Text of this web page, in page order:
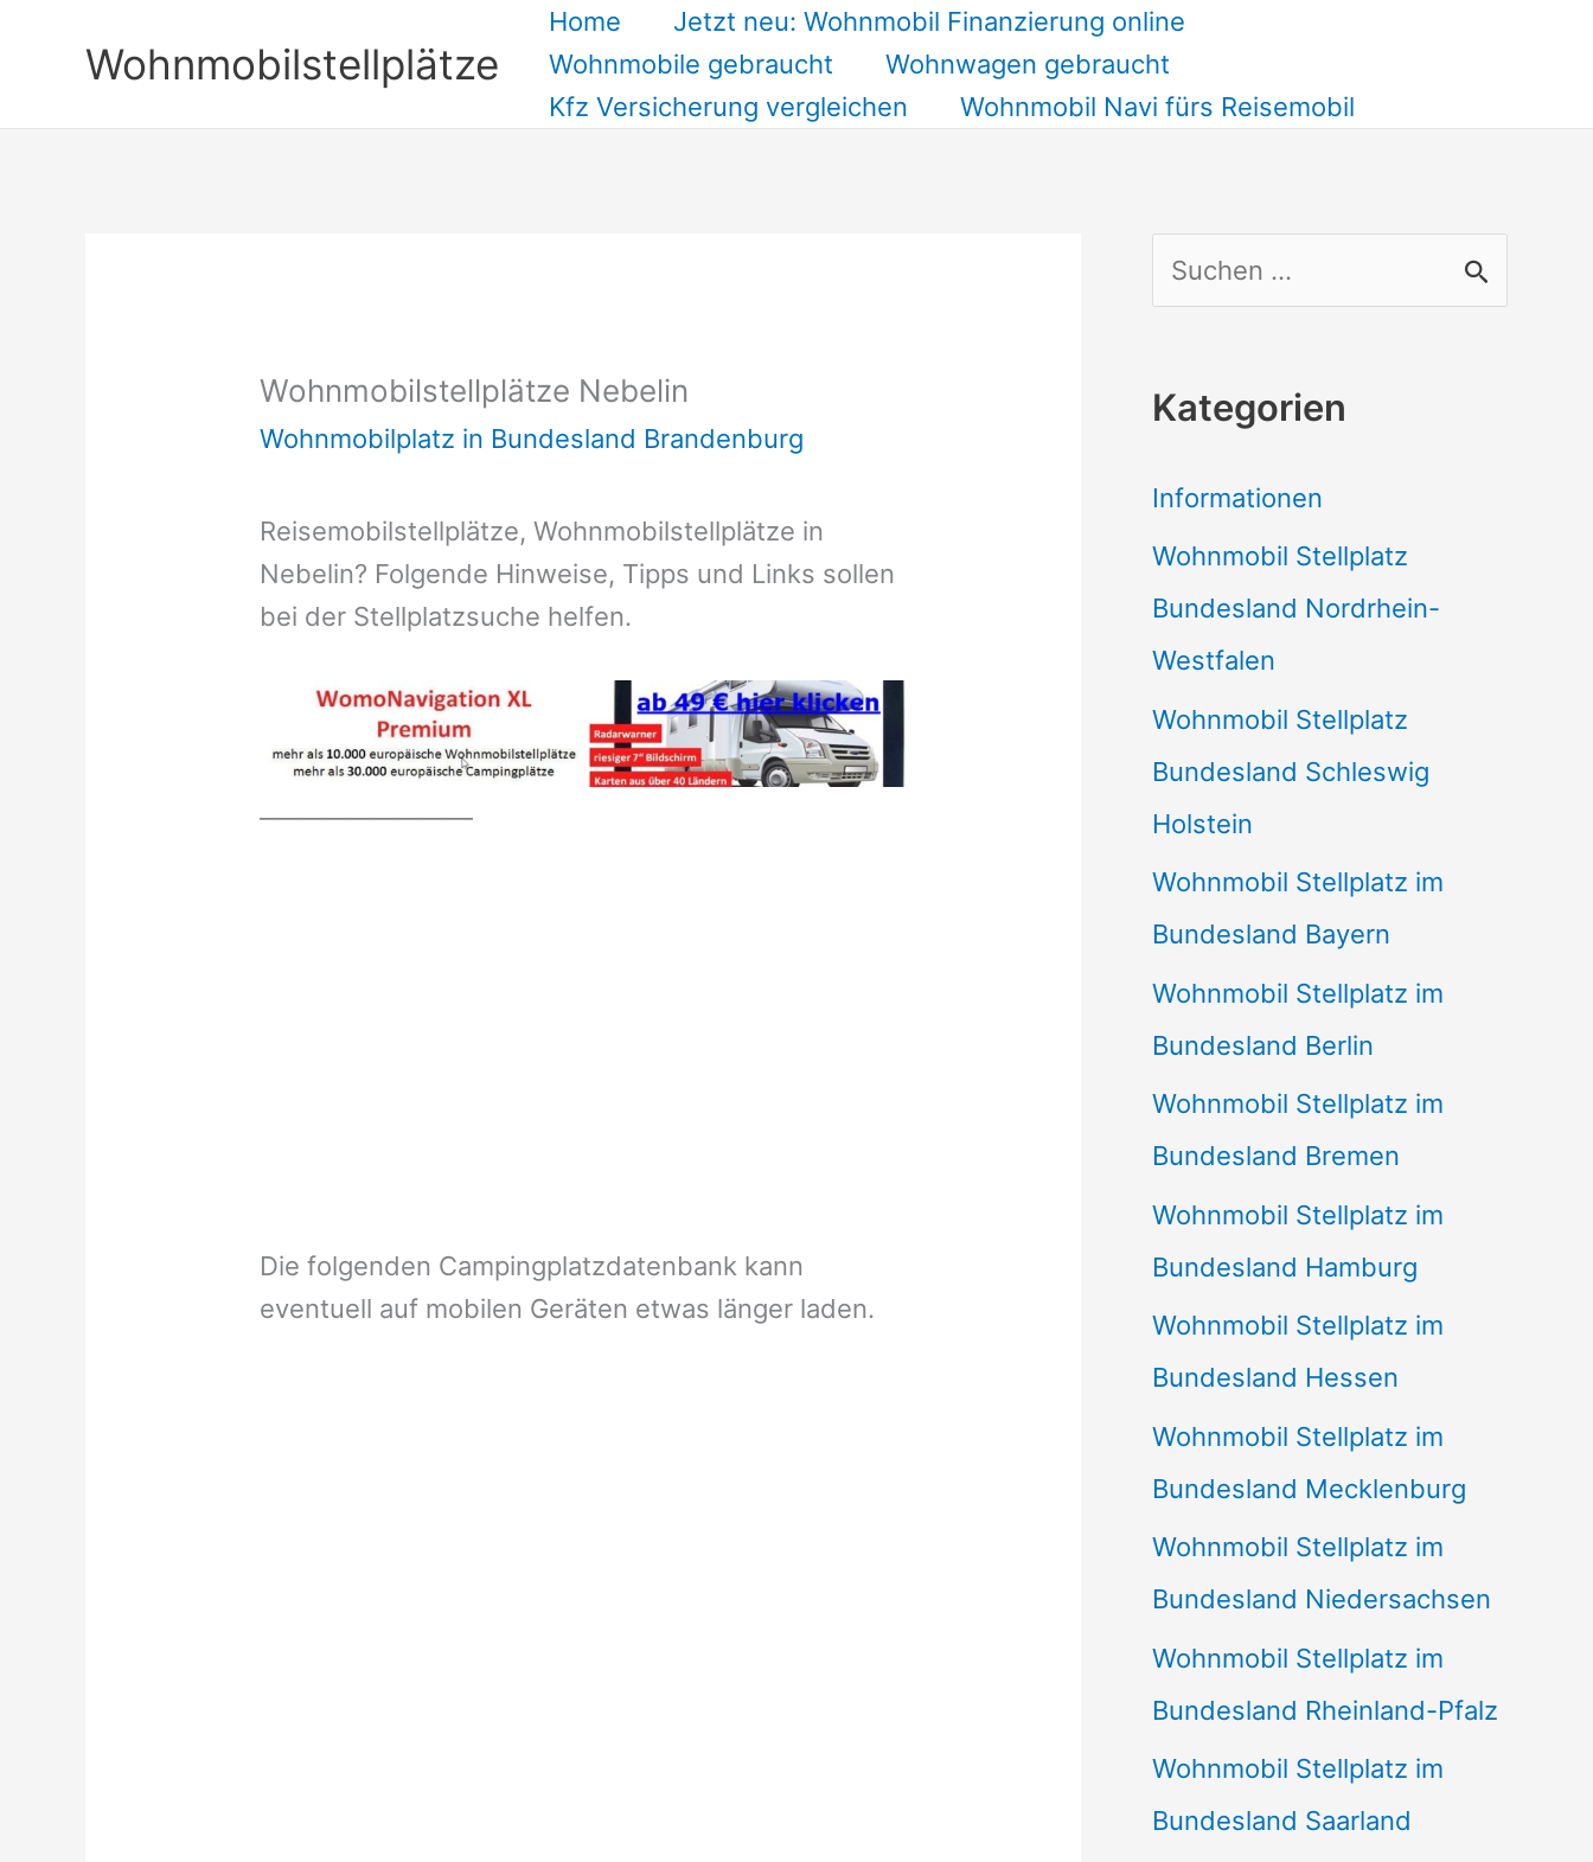
Wohnmobilstellplätze
Home
Jetzt neu: Wohnmobil Finanzierung online
Wohnmobile gebraucht
Wohnwagen gebraucht
Kfz Versicherung vergleichen
Wohnmobil Navi fürs Reisemobil
Wohnmobilstellplätze Nebelin
Wohnmobilplatz in Bundesland Brandenburg
Reisemobilstellplätze, Wohnmobilstellplätze in
Nebelin? Folgende Hinweise, Tipps und Links sollen
bei der Stellplatzsuche helfen.
Die folgenden Campingplatzdatenbank kann
eventuell auf mobilen Geräten etwas länger laden.
u
h
n
a
c
h
:
Kategorien
Informationen
Wohnmobil Stellplatz
Bundesland Nordrhein-
Westfalen
Wohnmobil Stellplatz
Bundesland Schleswig
Holstein
Wohnmobil Stellplatz im
Bundesland Bayern
Wohnmobil Stellplatz im
Bundesland Berlin
Wohnmobil Stellplatz im
Bundesland Bremen
Wohnmobil Stellplatz im
Bundesland Hamburg
Wohnmobil Stellplatz im
Bundesland Hessen
Wohnmobil Stellplatz im
Bundesland Mecklenburg
Wohnmobil Stellplatz im
Bundesland Niedersachsen
Wohnmobil Stellplatz im
Bundesland Rheinland-Pfalz
Wohnmobil Stellplatz im
Bundesland Saarland